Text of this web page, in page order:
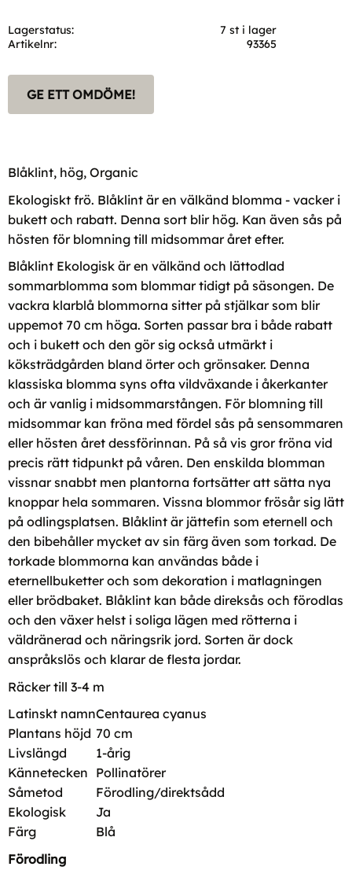
Lagerstatus
7 st i lager
Artikelnr
93365
GE ETT OMDÖME!
Blåklint, hög, Organic
Ekologiskt frö. Blåklint är en välkänd blomma - vacker i
bukett och rabatt. Denna sort blir hög. Kan även sås på
hösten för blomning till midsommar året efter.
Blåklint Ekologisk är en välkänd och lättodlad
sommarblomma som blommar tidigt på säsongen. De
vackra klarblå blommorna sitter på stjälkar som blir
uppemot 70 cm höga. Sorten passar bra i både rabatt
och i bukett och den gör sig också utmärkt i
köksträdgården bland örter och grönsaker. Denna
klassiska blomma syns ofta vildväxande i åkerkanter
och är vanlig i midsommarstången. För blomning till
midsommar kan fröna med fördel sås på sensommaren
eller hösten året dessförinnan. På så vis gror fröna vid
precis rätt tidpunkt på våren. Den enskilda blomman
vissnar snabbt men plantorna fortsätter att sätta nya
knoppar hela sommaren. Vissna blommor frösår sig lätt
på odlingsplatsen. Blåklint är jättefin som eternell och
den bibehåller mycket av sin färg även som torkad. De
torkade blommorna kan användas både i
eternellbuketter och som dekoration i matlagningen
eller brödbaket. Blåklint kan både direksås och förodlas
och den växer helst i soliga lägen med rötterna i
väldränerad och näringsrik jord. Sorten är dock
anspråkslös och klarar de flesta jordar.
Räcker till 3-4 m
Latinskt namnCentaurea cyanus
Plantans höjd 70 cm
Livslängd
1-årig
Kännetecken Pollinatörer
Såmetod
Förodling/direktsådd
Ekologisk
Ja
Färg
Blå
Förodling